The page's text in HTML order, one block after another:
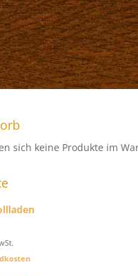
sich keine Produkte im